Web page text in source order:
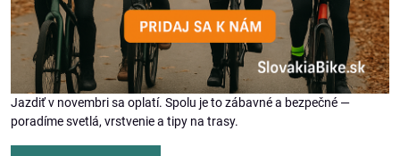
Jazdiť v novembri sa oplatí. Spolu je to zábavné a bezpečné —
poradíme svetlá, vrstvenie a tipy na trasy.